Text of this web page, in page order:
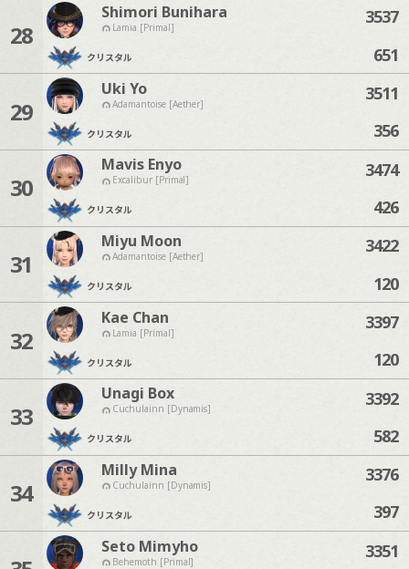
28
Shimori Bunihara
Lamia [Primal]
クリスタル
3537
651
29
Uki Yo
Adamantoise [Aether]
クリスタル
3511
356
30
Mavis Enyo
Excalibur [Primal]
クリスタル
3474
426
31
Miyu Moon
Adamantoise [Aether]
クリスタル
3422
120
32
Kae Chan
Lamia [Primal]
クリスタル
3397
120
33
Unagi Box
Cuchulainn [Dynamis]
クリスタル
3392
582
34
Milly Mina
Cuchulainn [Dynamis]
クリスタル
3376
397
Seto Mimyho
Behemoth [Primal] 3351